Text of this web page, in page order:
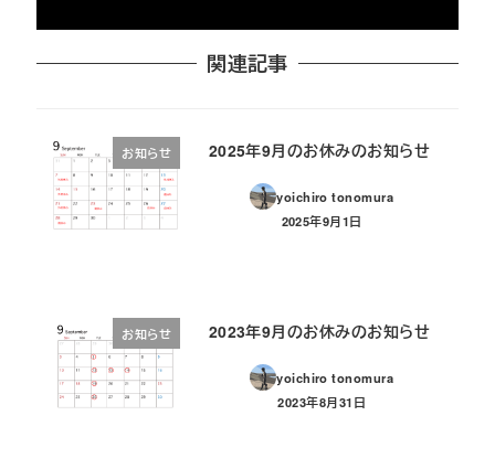
関連記事
お知らせ 2025年9月のお休みのお知らせ
yoichiro tonomura
投稿日
2025年9月1日
お知らせ 2023年9月のお休みのお知らせ
yoichiro tonomura
投稿日
2023年8月31日